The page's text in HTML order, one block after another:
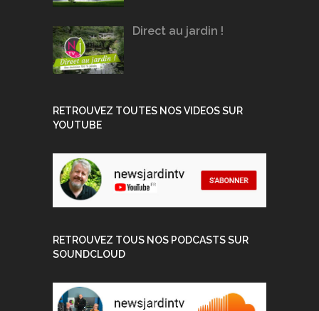
Direct au jardin !
RETROUVEZ TOUTES NOS VIDEOS SUR
YOUTUBE
RETROUVEZ TOUS NOS PODCASTS SUR
SOUNDCLOUD